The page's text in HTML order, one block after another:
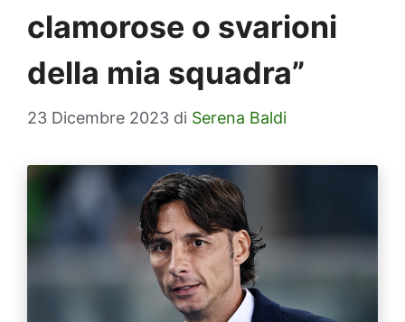
clamorose o svarioni
della mia squadra”
23 Dicembre 2023 di Serena Baldi